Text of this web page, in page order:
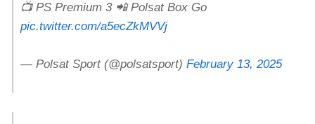
📺 PS Premium 3 📲 Polsat Box Go
pic.twitter.com/a5ecZkMVVj
— Polsat Sport (@polsatsport) February 13, 2025